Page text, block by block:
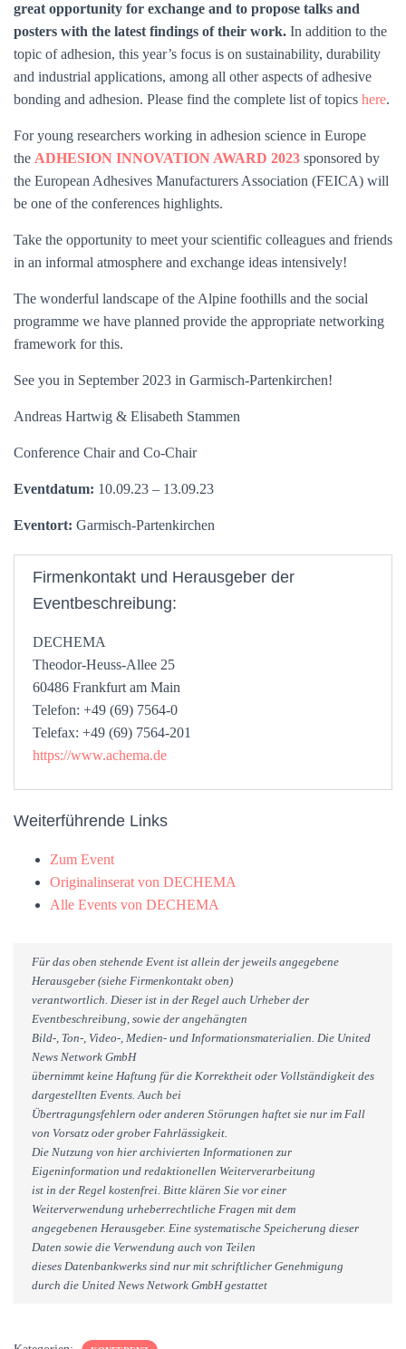
great opportunity for exchange and to propose talks and
posters with the latest findings of their work. In addition to the
topic of adhesion, this year’s focus is on sustainability, durability
and industrial applications, among all other aspects of adhesive
bonding and adhesion. Please find the complete list of topics here.
For young researchers working in adhesion science in Europe
the ADHESION INNOVATION AWARD 2023 sponsored by
the European Adhesives Manufacturers Association (FEICA) will
be one of the conferences highlights.
Take the opportunity to meet your scientific colleagues and friends
in an informal atmosphere and exchange ideas intensively!
The wonderful landscape of the Alpine foothills and the social
programme we have planned provide the appropriate networking
framework for this.
See you in September 2023 in Garmisch-Partenkirchen!
Andreas Hartwig & Elisabeth Stammen
Conference Chair and Co-Chair
Eventdatum: 10.09.23 – 13.09.23
Eventort: Garmisch-Partenkirchen
Firmenkontakt und Herausgeber der
Eventbeschreibung:
DECHEMA
Theodor-Heuss-Allee 25
60486 Frankfurt am Main
Telefon: +49 (69) 7564-0
Telefax: +49 (69) 7564-201
https://www.achema.de
Weiterführende Links
Zum Event
Originalinserat von DECHEMA
Alle Events von DECHEMA
Für das oben stehende Event ist allein der jeweils angegebene
Herausgeber (siehe Firmenkontakt oben)
verantwortlich. Dieser ist in der Regel auch Urheber der
Eventbeschreibung, sowie der angehängten
Bild-, Ton-, Video-, Medien- und Informationsmaterialien. Die United
News Network GmbH
übernimmt keine Haftung für die Korrektheit oder Vollständigkeit des
dargestellten Events. Auch bei
Übertragungsfehlern oder anderen Störungen haftet sie nur im Fall
von Vorsatz oder grober Fahrlässigkeit.
Die Nutzung von hier archivierten Informationen zur
Eigeninformation und redaktionellen Weiterverarbeitung
ist in der Regel kostenfrei. Bitte klären Sie vor einer
Weiterverwendung urheberrechtliche Fragen mit dem
angegebenen Herausgeber. Eine systematische Speicherung dieser
Daten sowie die Verwendung auch von Teilen
dieses Datenbankwerks sind nur mit schriftlicher Genehmigung
durch die United News Network GmbH gestattet